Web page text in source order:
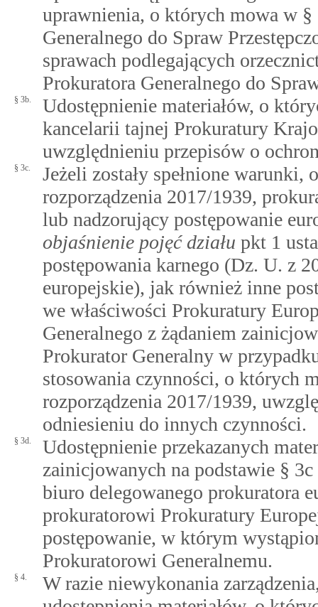
uprawnienia, o których mowa w §
Generalnego do Spraw
sprawach podlegających
Prokuratora Generalnego do
§ 3b.
Udostępnienie materiałów, o
kancelarii tajnej Prokuratury
uwzględnieniu przepisów o
§ 3c.
Jeżeli zostały spełnione
rozporządzenia 2017/1939,
lub nadzorujący postępowanie
objaśnienie pojęć działu pkt 1
postępowania karnego (Dz. U. z
europejskie), jak również inne
we właściwości Prokuratury
Generalnego z żądaniem
Prokurator Generalny w
stosowania czynności, o których
rozporządzenia 2017/1939,
odniesieniu do innych czynności.
§ 3d.
Udostępnienie przekazanych
zainicjowanych na podstawie §
biuro delegowanego prokuratora
prokuratorowi Prokuratury
postępowanie, w którym
Prokuratorowi Generalnemu.
§ 4.
W razie niewykonania